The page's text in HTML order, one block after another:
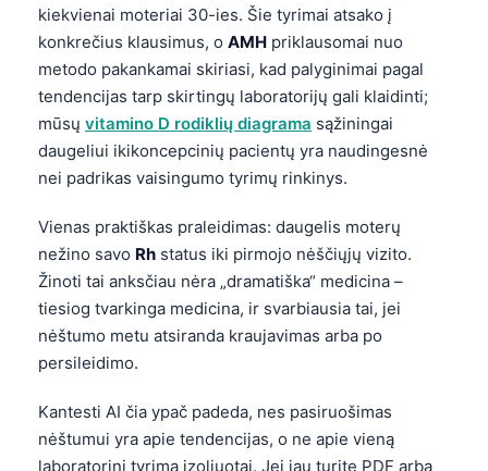
kiekvienai moteriai 30-ies. Šie tyrimai atsako į
konkrečius klausimus, o AMH priklausomai nuo
metodo pakankamai skiriasi, kad palyginimai pagal
tendencijas tarp skirtingų laboratorijų gali klaidinti;
mūsų vitamino D rodiklių diagrama sąžiningai
daugeliui ikikoncepcinių pacientų yra naudingesnė
nei padrikas vaisingumo tyrimų rinkinys.
Vienas praktiškas praleidimas: daugelis moterų
nežino savo Rh status iki pirmojo nėščiųjų vizito.
Žinoti tai anksčiau nėra „dramatiška“ medicina –
tiesiog tvarkinga medicina, ir svarbiausia tai, jei
nėštumo metu atsiranda kraujavimas arba po
persileidimo.
Kantesti AI čia ypač padeda, nes pasiruošimas
nėštumui yra apie tendencijas, o ne apie vieną
laboratorinį tyrimą izoliuotai. Jei jau turite PDF arba
简体中文
فارسی
Български
Dansk
Nederlands
हिन्दी
Bahasa Indonesia
Íslenska
Српски језик
Svenska
Bosanski
Azərbaycan dili